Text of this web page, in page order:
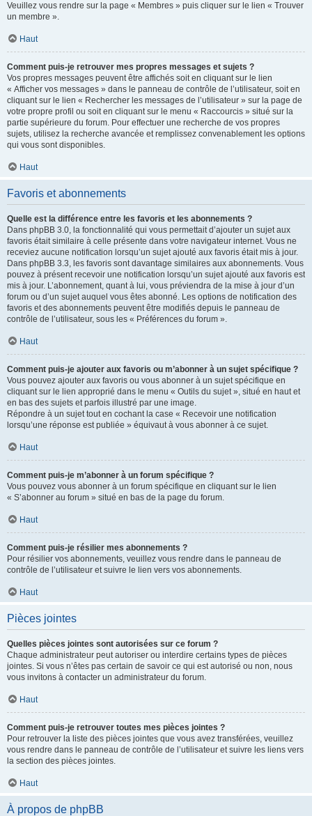
Veuillez vous rendre sur la page « Membres » puis cliquer sur le lien « Trouver
un membre ».
Haut
Comment puis-je retrouver mes propres messages et sujets ?
Vos propres messages peuvent être affichés soit en cliquant sur le lien
« Afficher vos messages » dans le panneau de contrôle de l’utilisateur, soit en
cliquant sur le lien « Rechercher les messages de l’utilisateur » sur la page de
votre propre profil ou soit en cliquant sur le menu « Raccourcis » situé sur la
partie supérieure du forum. Pour effectuer une recherche de vos propres
sujets, utilisez la recherche avancée et remplissez convenablement les options
qui vous sont disponibles.
Haut
Favoris et abonnements
Quelle est la différence entre les favoris et les abonnements ?
Dans phpBB 3.0, la fonctionnalité qui vous permettait d’ajouter un sujet aux
favoris était similaire à celle présente dans votre navigateur internet. Vous ne
receviez aucune notification lorsqu’un sujet ajouté aux favoris était mis à jour.
Dans phpBB 3.3, les favoris sont davantage similaires aux abonnements. Vous
pouvez à présent recevoir une notification lorsqu’un sujet ajouté aux favoris est
mis à jour. L’abonnement, quant à lui, vous préviendra de la mise à jour d’un
forum ou d’un sujet auquel vous êtes abonné. Les options de notification des
favoris et des abonnements peuvent être modifiés depuis le panneau de
contrôle de l’utilisateur, sous les « Préférences du forum ».
Haut
Comment puis-je ajouter aux favoris ou m’abonner à un sujet spécifique ?
Vous pouvez ajouter aux favoris ou vous abonner à un sujet spécifique en
cliquant sur le lien approprié dans le menu « Outils du sujet », situé en haut et
en bas des sujets et parfois illustré par une image.
Répondre à un sujet tout en cochant la case « Recevoir une notification
lorsqu’une réponse est publiée » équivaut à vous abonner à ce sujet.
Haut
Comment puis-je m’abonner à un forum spécifique ?
Vous pouvez vous abonner à un forum spécifique en cliquant sur le lien
« S’abonner au forum » situé en bas de la page du forum.
Haut
Comment puis-je résilier mes abonnements ?
Pour résilier vos abonnements, veuillez vous rendre dans le panneau de
contrôle de l’utilisateur et suivre le lien vers vos abonnements.
Haut
Pièces jointes
Quelles pièces jointes sont autorisées sur ce forum ?
Chaque administrateur peut autoriser ou interdire certains types de pièces
jointes. Si vous n’êtes pas certain de savoir ce qui est autorisé ou non, nous
vous invitons à contacter un administrateur du forum.
Haut
Comment puis-je retrouver toutes mes pièces jointes ?
Pour retrouver la liste des pièces jointes que vous avez transférées, veuillez
vous rendre dans le panneau de contrôle de l’utilisateur et suivre les liens vers
la section des pièces jointes.
Haut
À propos de phpBB